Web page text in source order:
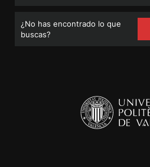
¿No has encontrado lo que
buscas?